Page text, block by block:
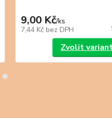
9,00 Kč/ks
7,44 Kč bez DPH
Zvolit